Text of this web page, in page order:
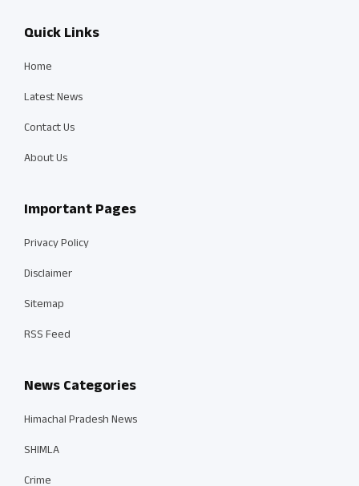
Quick Links
Home
Latest News
Contact Us
About Us
Important Pages
Privacy Policy
Disclaimer
Sitemap
RSS Feed
News Categories
Himachal Pradesh News
SHIMLA
Crime